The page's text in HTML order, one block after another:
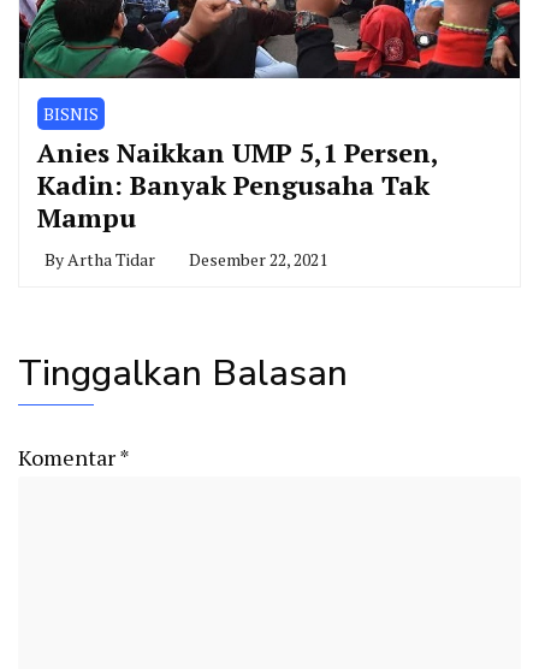
BISNIS
Anies Naikkan UMP 5,1 Persen,
Kadin: Banyak Pengusaha Tak
Mampu
ByArtha Tidar Desember 22, 2021
Tinggalkan Balasan
Komentar*